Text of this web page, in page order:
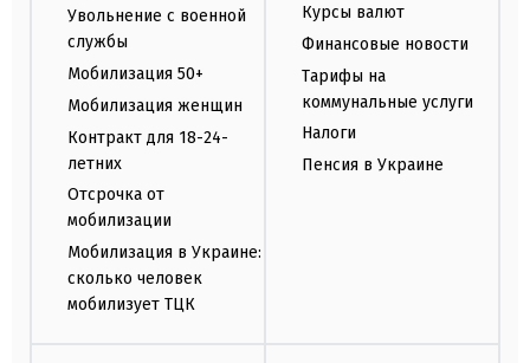
Увольнение с военной
службы
Мобилизация 50+
Мобилизация женщин
Контракт для 18-24-
летних
Отсрочка от
мобилизации
Мобилизация в Украине:
сколько человек
мобилизует ТЦК
Курсы валют
Финансовые новости
Тарифы на
коммунальные услуги
Налоги
Пенсия в Украине